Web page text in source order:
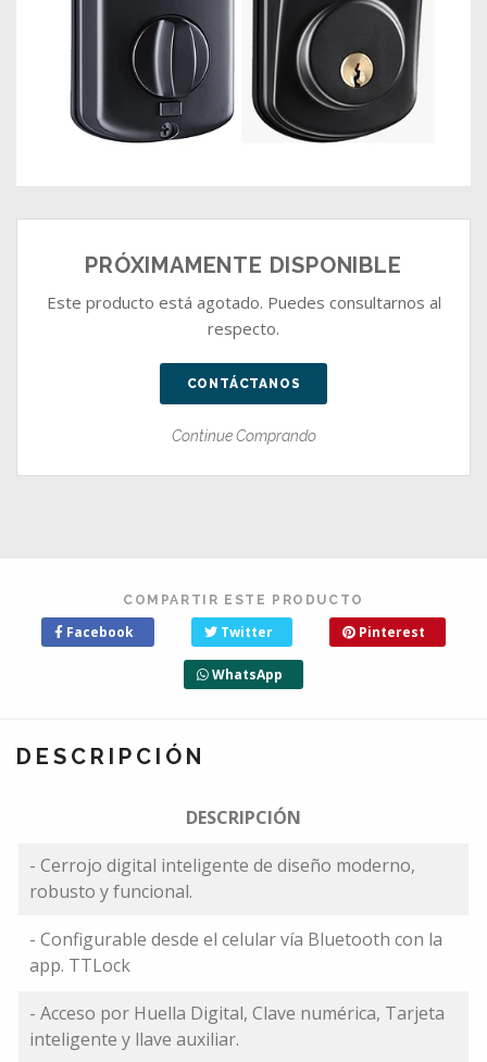
PRÓXIMAMENTE DISPONIBLE
Este producto está agotado. Puedes consultarnos al
respecto.
CONTÁCTANOS
Continue Comprando
COMPARTIR ESTE PRODUCTO
Facebook Twitter Pinterest
WhatsApp
DESCRIPCIÓN
DESCRIPCIÓN
- Cerrojo digital inteligente de diseño moderno,
robusto y funcional.
- Configurable desde el celular vía Bluetooth con la
app. TTLock
- Acceso por Huella Digital, Clave numérica, Tarjeta
inteligente y llave auxiliar.